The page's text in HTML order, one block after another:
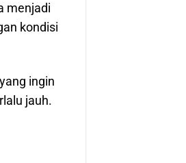
menjadi
kondisi
ingin
jauh.